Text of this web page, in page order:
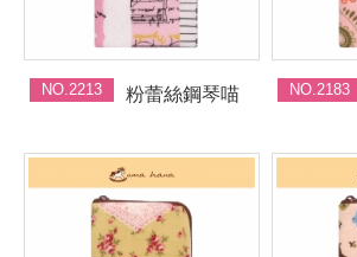
NO.2213 粉蕾絲鋼琴喵 NO.2183